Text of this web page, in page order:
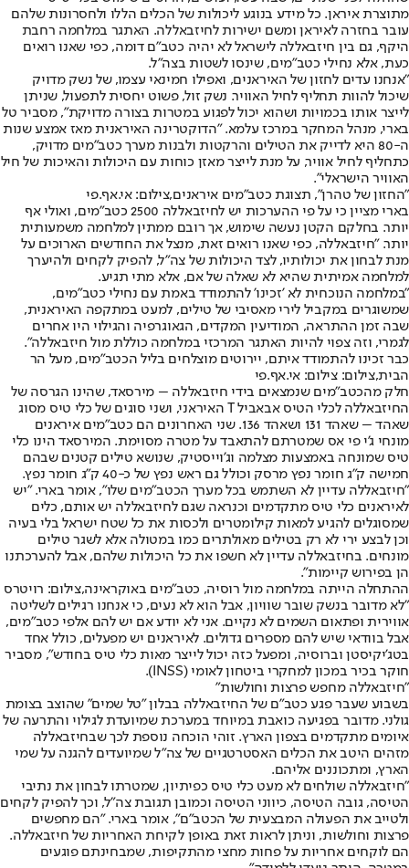
מתוצרת איראן. כל מידע בנוגע ליכולות של הכלים הללו ולחסרונות שלהם
עובר בחזרה לאיראן ומשם ישירות לחיזבאללה. האתגר במלחמה רחבת
היקף, גם בין חיזבאללה לישראל לא יהיה כטב"ם דומה, כפי שאנו רואים
כעת, אלא נחילי כטב"מים, שינסו לשטות בצה"ל.
"אנחנו עדים לחזון של האיראנים, ואפילו חמינאי עצמו, של נשק מדויק
שיכול להוות תחליף לחיל האוויר. נשק זול, פשוט יחסית לתפעול, שניתן
לייצר אותו בכמויות ושהוא יכול לפגוע במטרות בצורה מדויקת", מסביר טל
בארי, מנהל המחקר במרכז עלמא. "הדוקטרינה האיראנית מאז אמצע שנות
ה-80 היא לדייק את הטילים והרקטות ולבנות מערך כטב"מים מדויק,
כתחליף לחיל אוויר, על מנת לייצר מאזן כוחות עם היכולות והאיכות של חיל
האוויר הישראלי".
"החזון של טהרן", תצוגת כטב"מים איראנים,צילום: אי.אף.פי
בארי מציין כי על פי ההערכות יש לחיזבאללה 2500 כטב"מים, ואולי אף
יותר. בחלקם הקטן נעשה שימוש, אך רובם ממתין למלחמה משמעותית
יותר. "חיזבאללה, כפי שאנו רואים זאת, מנצל את החודשים הארוכים על
מנת לבחון את יכולותיו, לצד היכולות של צה"ל, להפיק לקחים ולהיערך
למלחמה אמיתית שהיא לא שאלה של אם, אלא מתי תגיע.
"במלחמה הנוכחית לא 'זכינו' להתמודד באמת עם נחילי כטב"מים,
שמשוגרים במקביל לירי מאסיבי של טילים, למעט במתקפה האיראנית,
שבה זמן ההתראה, המודיעין המקדים, הגאוגרפיה והגילוי היו אחרים
לגמרי, וזה צפוי להיות האתגר המרכזי במלחמה כוללת מול חיזבאללה".
כבר זכינו להתמודד איתם, יירוטים מוצלחים בליל הכטב"מים, מעל הר
הבית,צילום: צילום: אי.אף.פי
חלק מהכטב"מים שנמצאים בידי חיזבאללה – מירסאד, שהינו הגרסה של
החיזבאללה לכלי הטיס אבאביל T האיראני, ושני סוגים של כלי טיס מסוג
שאהד – שאהד 131 ושאהד 136. שני האחרונים הם כטב"מים איראנים
מונחי ג'י פי אס שמטרתם להתאבד על מטרה מסוימת. המירסאד הינו כלי
טיס שמונחה באמצעות מצלמה וג'וייסטיק, שנושא טילים קטנים שבהם
חמישה ק"ג חומר נפץ מרסק וכולל גם ראש נפץ של כ-40 ק"ג חומר נפץ.
"חיזבאללה עדיין לא השתמש בכל מערך הכטב"מים שלו", אומר בארי. "יש
לאיראנים כלי טיס מתקדמים וכנראה שגם לחיזבאללה יש אותם, כלים
שמסוגלים להגיע למאות קילומטרים ולכסות את כל שטח ישראל בלי בעיה
וכן לבצע ירי לא רק בטילים מאולתרים כמו במטולה אלא לשגר טילים
מונחים. בחיזבאללה עדיין לא חשפו את כל היכולות שלהם, אבל להערכתנו
הן בפירוש קיימות".
ההתחלה הייתה במלחמה מול רוסיה, כטב"מים באוקראינה,צילום: רויטרס
"לא מדובר בנשק שובר שוויון, אבל הוא לא נעים, כי אנחנו רגילים לשליטה
אווירית ופתאום השמים לא נקיים. אני לא יודע אם יש להם אלפי כטב"מים,
אבל בוודאי שיש להם מספרים גדולים. לאיראנים יש מפעלים, כולל אחד
בטג'יקיסטן וברוסיה, ומפעל כזה יכול לייצר מאות כלי טיס בחודש", מסביר
חוקר בכיר במכון למחקרי ביטחון לאומי (INSS).
"חיזבאללה מחפש פרצות וחולשות"
בשבוע שעבר פגע כטב"ם של החיזבאללה בבלון "טל שמים" שהוצב בצומת
גולני. מדובר בפגיעה כואבת במיוחד במערכת שמיועדת לגילוי והתרעה של
איומים מתקדמים בצפון הארץ. זוהי הוכחה נוספת לכך שבחיזבאללה
מזהים היטב את הכלים האסטרטגיים של צה"ל שמיועדים להגנה על שמי
הארץ, ומתכוננים אליהם.
"חיזבאללה שולחים לא מעט כלי טיס כפיתיון, שמטרתו לבחון את נתיבי
הטיסה, גובה הטיסה, כיווני הטיסה וכמובן תגובת צה"ל, וכך להפיק לקחים
ולטייב את הפעולה המבצעית של הכטב"ם", אומר בארי. "הם מחפשים
פרצות וחולשות, וניתן לראות זאת באופן לקיחת האחריות של חיזבאללה.
הם לוקחים אחריות על פחות מחצי מהתקיפות, שמבחינתם פוגעים